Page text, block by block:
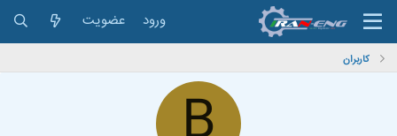
ورود عضویت
کاربران